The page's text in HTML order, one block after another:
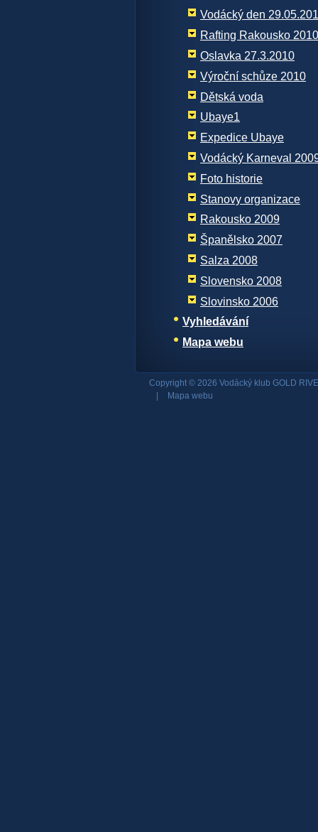
Vodácký den
Rafting Rakousko 2010
Oslavka 27.3.2010
Výroční schůze 2010
Dětská voda
Ubaye1
Expedice Ubaye
Vodácký Karneval
Foto historie
Stanovy organizace
Rakousko 2009
Španělsko 2007
Salza 2008
Slovensko 2008
Slovinsko 2006
Vyhledávání
Mapa webu
Copyright © 2026 Vodácký klub GOLD
Mapa webu